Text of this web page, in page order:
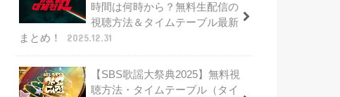
時間は何時から？無料生配信の
視聴方法＆タイムテーブル最新
まとめ！
2025.12.31
【SBS歌謡大祭典2025】無料視
聴方法・タイムテーブル（タイ